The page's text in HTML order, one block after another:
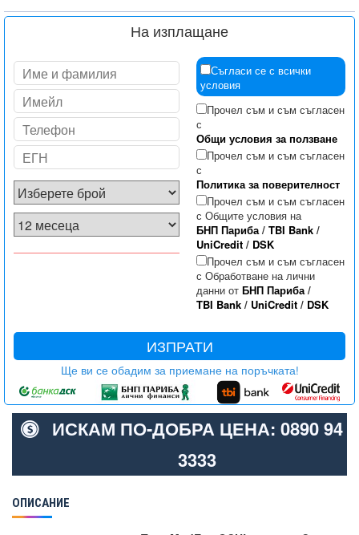
На изплащане
Съгласи се с всички
условия
Прочел съм и съм съгласен
с
Общи условия за ползване
Прочел съм и съм съгласен
с
Политика за поверителност
Прочел съм и съм съгласен
с Общите условия на
БНП Париба/ TBI Bank/
UniCredit/ DSK
Прочел съм и съм съгласен
с Обработване на лични
данни от БНП Париба/
TBI Bank/ UniCredit/ DSK
ИЗПРАТИ
Ще ви се обадим за приемане на поръчката!
ИСКАМ ПО-ДОБРА ЦЕНА: 0890 94
3333
ОПИСАНИЕ